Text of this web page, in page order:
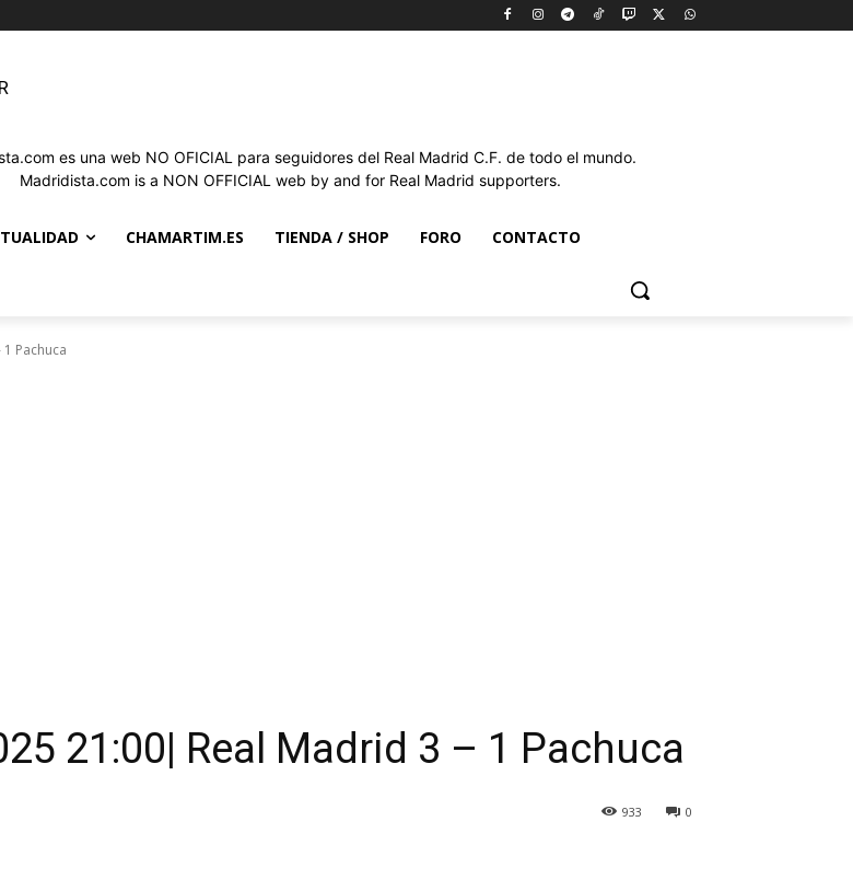
es una web NO OFICIAL para seguidores del Real Madrid C.F. de todo el mundo.
Madridista.com is a NON OFFICIAL web by and for Real Madrid supporters.
CHAMARTIM.ES TIENDA / SHOP FORO CONTACTO
Pachuca
21:00| Real Madrid 3 – 1 Pachuca
0
933